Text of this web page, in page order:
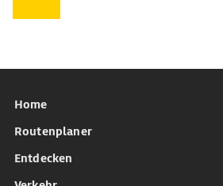
Home
Routenplaner
Entdecken